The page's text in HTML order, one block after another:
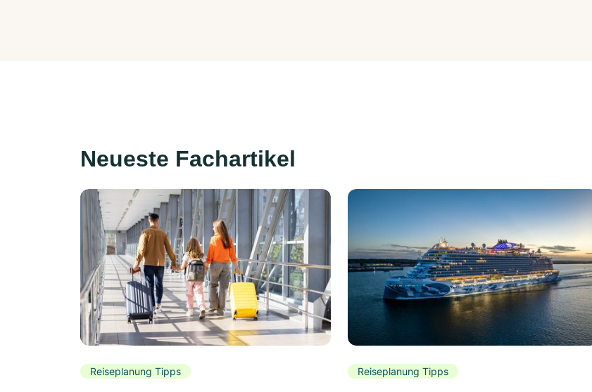
Neueste Fachartikel
Reiseplanung Tipps Reiseplanung Tipps